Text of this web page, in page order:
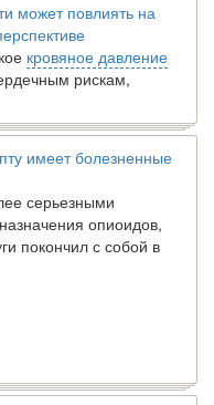
может повлиять на
кровяное давление
рискам,
имеет болезненные
серьезными
опиоидов,
покончил с собой в